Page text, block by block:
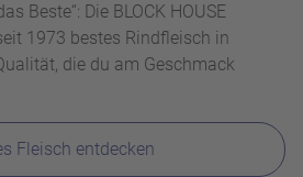
Beste“: Die BLOCK HOUSE
1973 bestes Rindfleisch in
die du am Geschmack
Fleisch entdecken